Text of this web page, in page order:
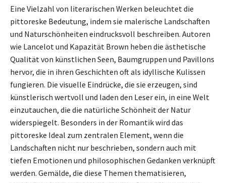
Eine Vielzahl von literarischen Werken beleuchtet die
pittoreske Bedeutung, indem sie malerische Landschaften
und Naturschönheiten eindrucksvoll beschreiben. Autoren
wie Lancelot und Kapazität Brown heben die ästhetische
Qualität von künstlichen Seen, Baumgruppen und Pavillons
hervor, die in ihren Geschichten oft als idyllische Kulissen
fungieren. Die visuelle Eindrücke, die sie erzeugen, sind
künstlerisch wertvoll und laden den Leser ein, in eine Welt
einzutauchen, die die natürliche Schönheit der Natur
widerspiegelt. Besonders in der Romantik wird das
pittoreske Ideal zum zentralen Element, wenn die
Landschaften nicht nur beschrieben, sondern auch mit
tiefen Emotionen und philosophischen Gedanken verknüpft
werden. Gemälde, die diese Themen thematisieren,